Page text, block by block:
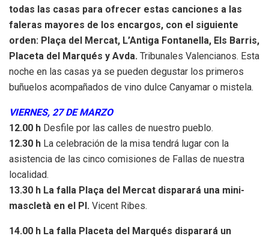
todas las casas para ofrecer estas canciones a las
faleras mayores de los encargos, con el siguiente
orden: Plaça del Mercat, L’Antiga Fontanella, Els Barris,
Placeta del Marqués y Avda. Tribunales Valencianos. Esta
noche en las casas ya se pueden degustar los primeros
buñuelos acompañados de vino dulce Canyamar o mistela.
VIERNES, 27 DE MARZO
12.00 h Desfile por las calles de nuestro pueblo.
12.30 h La celebración de la misa tendrá lugar con la
asistencia de las cinco comisiones de Fallas de nuestra
localidad.
13.30 h La falla Plaça del Mercat disparará una mini-
mascletà en el Pl. Vicent Ribes.
14.00 h La falla Placeta del Marqués disparará un